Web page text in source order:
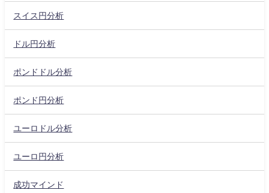
スイス円分析
ドル円分析
ポンドドル分析
ポンド円分析
ユーロドル分析
ユーロ円分析
成功マインド